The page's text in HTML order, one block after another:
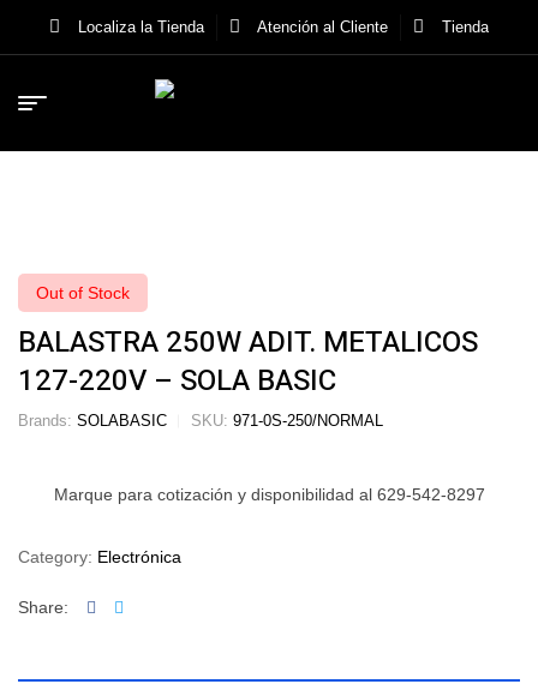
Localiza la Tienda Atención al Cliente Tienda
Out of Stock
BALASTRA 250W ADIT. METALICOS
127-220V – SOLA BASIC
Brands: SOLABASIC SKU: 971-0S-250/NORMAL
Marque para cotización y disponibilidad al 629-542-8297
Category: Electrónica
Share: Facebook